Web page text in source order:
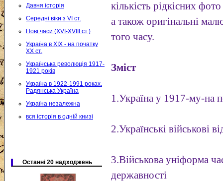
Давня історія
Середні віки з VI ст.
Нові часи (XVI-XVIII ст.)
Україна в XIX - на початку
XX ст.
Українська революція 1917-
1921 років
Україна в 1922-1991 роках.
Радянська Україна
Україна незалежна
вся історія в одній книзі
Останні 20 надходжень
кількість рідкісних
а також оригінальні
того часу.
Зміст
1.Україна у 1917-му-на
2.Українські військові
3.Військова уніформа
державності